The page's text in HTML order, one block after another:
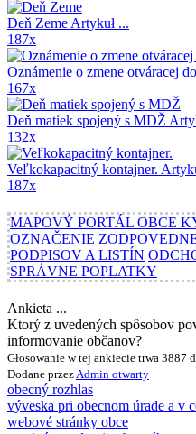
Deň Zeme Artykuł ...
187x
Oznámenie o zmene otváracej
167x
Deň matiek spojený s MDŽ
132x
Veľkokapacitný kontajner.
187x
MAPOVÝ PORTÁL OBCE
OZNAČENIE
PODPISOV A LISTÍN
SPRÁVNE POPLATKY
Ankieta ...
Ktorý z uvedených spôsobov
informovanie občanov?
Głosowanie w tej ankiecie trwa 3887
Dodane przez Admin otwarty
obecný rozhlas
výveska pri obecnom úrade a v
webové stránky obce